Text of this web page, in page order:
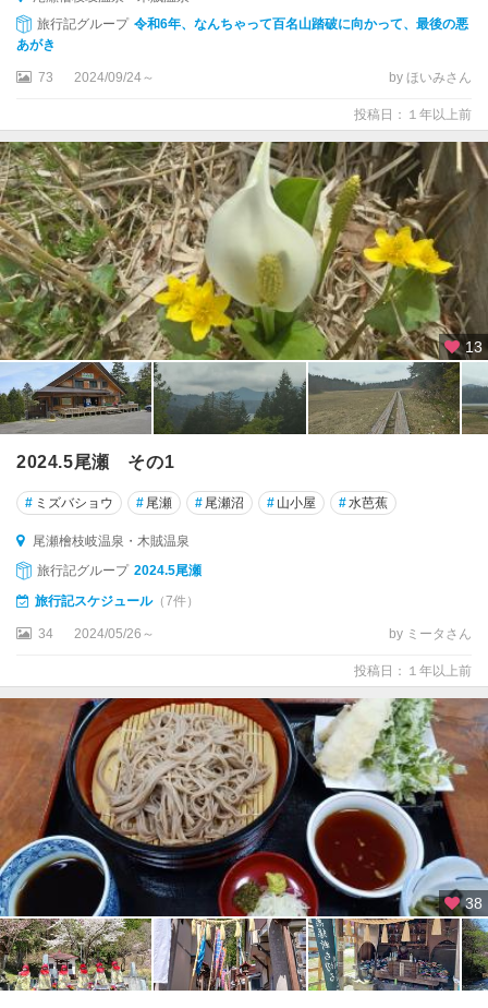
旅行記グループ 令和6年、なんちゃって百名山踏破に向かって、最後の悪
あがき
73 2024/09/24～ by ほいみさん
投稿日：１年以上前
13
2024.5尾瀬 その1
# ミズバショウ # 尾瀬 # 尾瀬沼 # 山小屋 #水芭蕉
尾瀬檜枝岐温泉・木賊温泉
旅行記グループ 2024.5尾瀬
旅行記スケジュール（7件）
34 2024/05/26～ by ミータさん
投稿日：１年以上前
38